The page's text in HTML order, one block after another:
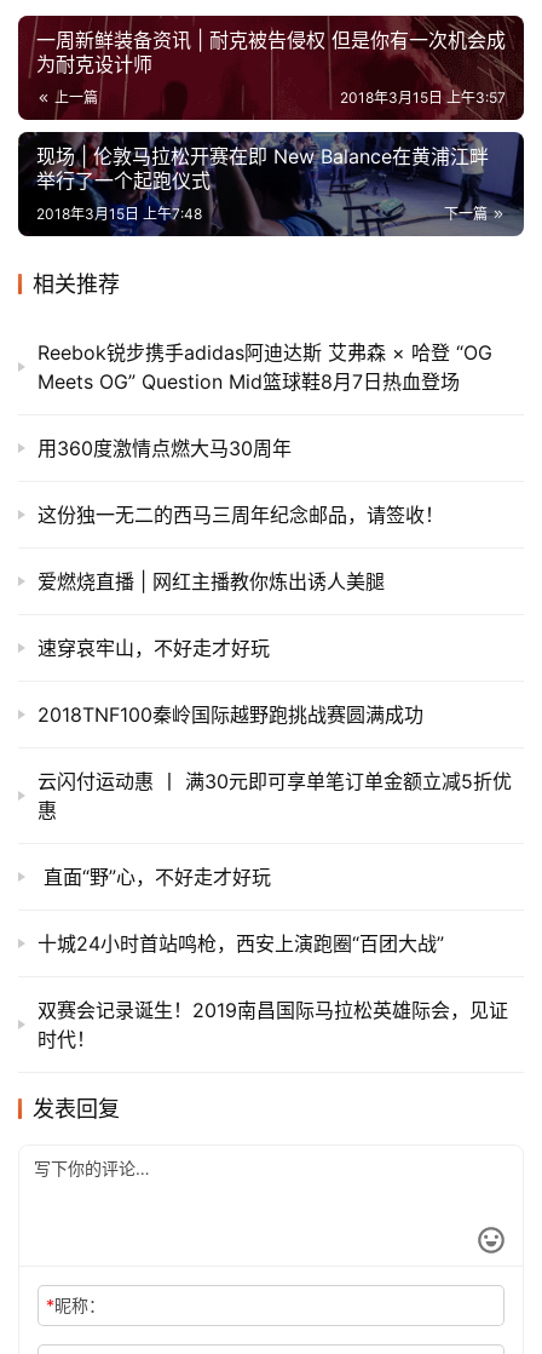
一周新鲜装备资讯 | 耐克被告侵权 但是你有一次机会成
为耐克设计师
上一篇 2018年3月15日 上午3:57
现场 | 伦敦马拉松开赛在即 New Balance在黄浦江畔
举行了一个起跑仪式
下一篇
2018年3月15日 上午7:48
相关推荐
Reebok锐步携手adidas阿迪达斯 艾弗森 × 哈登 “OG
Meets OG” Question Mid篮球鞋8月7日热血登场
用360度激情点燃大马30周年
这份独一无二的西马三周年纪念邮品，请签收！
爱燃烧直播 | 网红主播教你炼出诱人美腿
速穿哀牢山，不好走才好玩
2018TNF100秦岭国际越野跑挑战赛圆满成功
云闪付运动惠 丨 满30元即可享单笔订单金额立减5折优
惠
直面“野”心，不好走才好玩
十城24小时首站鸣枪，西安上演跑圈“百团大战”
双赛会记录诞生！2019南昌国际马拉松英雄际会，见证
时代！
发表回复
*昵称：